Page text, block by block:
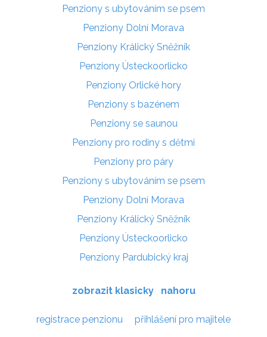
Penziony s ubytováním se psem
Penziony Dolní Morava
Penziony Králický Sněžník
Penziony Ústeckoorlicko
Penziony Orlické hory
Penziony s bazénem
Penziony se saunou
Penziony pro rodiny s dětmi
Penziony pro páry
Penziony s ubytováním se psem
Penziony Dolní Morava
Penziony Králický Sněžník
Penziony Ústeckoorlicko
Penziony Pardubický kraj
zobrazit klasicky nahoru
registrace penzionu přihlášení pro majitele